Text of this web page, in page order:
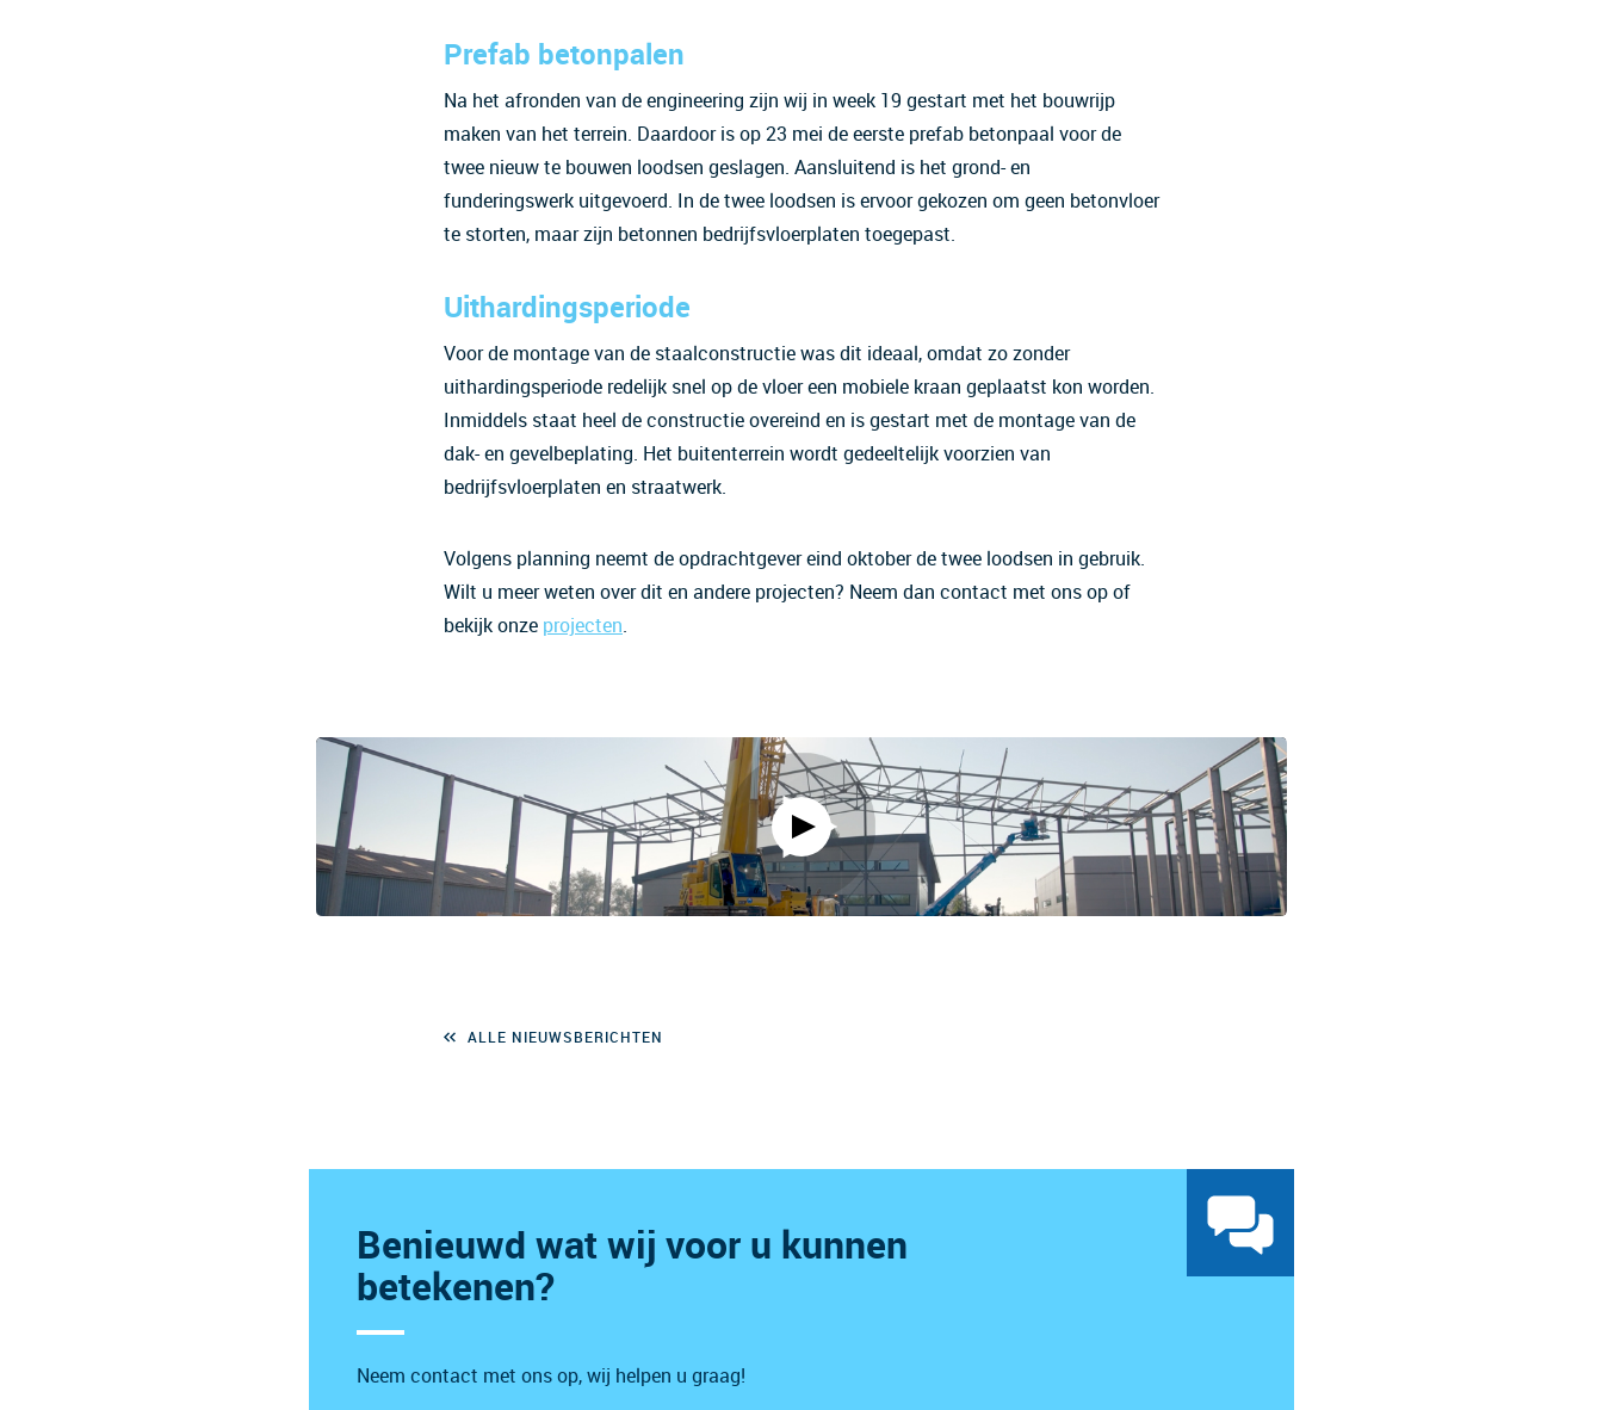
Prefab betonpalen
Na het afronden van de engineering zijn wij in week 19 gestart met het bouwrijp
maken van het terrein. Daardoor is op 23 mei de eerste prefab betonpaal voor de
twee nieuw te bouwen loodsen geslagen. Aansluitend is het grond- en
funderingswerk uitgevoerd. In de twee loodsen is ervoor gekozen om geen betonvloer
te storten, maar zijn betonnen bedrijfsvloerplaten toegepast.
Uithardingsperiode
Voor de montage van de staalconstructie was dit ideaal, omdat zo zonder
uithardingsperiode redelijk snel op de vloer een mobiele kraan geplaatst kon worden.
Inmiddels staat heel de constructie overeind en is gestart met de montage van de
dak- en gevelbeplating. Het buitenterrein wordt gedeeltelijk voorzien van
bedrijfsvloerplaten en straatwerk.
Volgens planning neemt de opdrachtgever eind oktober de twee loodsen in gebruik.
Wilt u meer weten over dit en andere projecten? Neem dan contact met ons op of
bekijk onze projecten.
ALLE NIEUWSBERICHTEN
Benieuwd wat wij voor u kunnen
betekenen?
Neem contact met ons op, wij helpen u graag!